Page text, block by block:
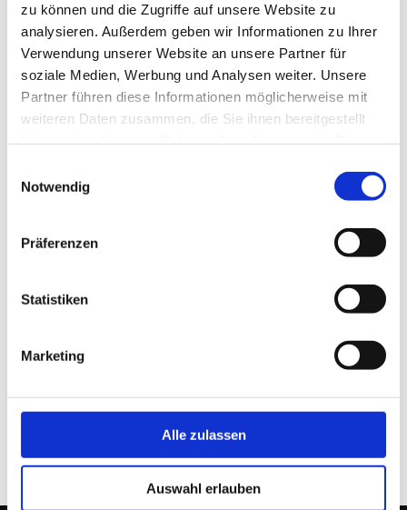
zu können und die Zugriffe auf unsere Website zu
analysieren. Außerdem geben wir Informationen zu Ihrer
Verwendung unserer Website an unsere Partner für
soziale Medien, Werbung und Analysen weiter. Unsere
Partner führen diese Informationen möglicherweise mit
weiteren Daten zusammen, die Sie ihnen bereitgestellt
Notwendig
Präferenzen
Statistiken
Marketing
Alle zulassen
Auswahl erlauben
22. AUGUST 2025